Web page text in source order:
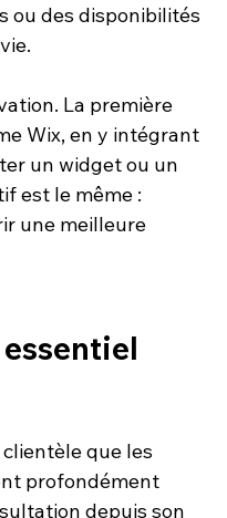
ou des disponibilités
La première
Wix, en y intégrant
un widget ou un
est le même :
une meilleure
que les
profondément
depuis son